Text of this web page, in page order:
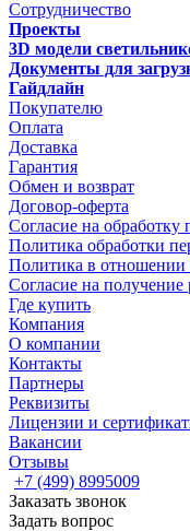
Сотрудничество
Проекты
3D модели
Документы для
Гайдлайн
Покупателю
Оплата
Доставка
Гарантия
Обмен и возврат
Договор-оферта
Согласие на
Политика обработки
Политика в отношении
Согласие на
Где купить
Компания
О компании
Контакты
Партнеры
Реквизиты
Лицензии и
Вакансии
Отзывы
+7 (499) 8995009
Заказать звонок
Задать вопрос